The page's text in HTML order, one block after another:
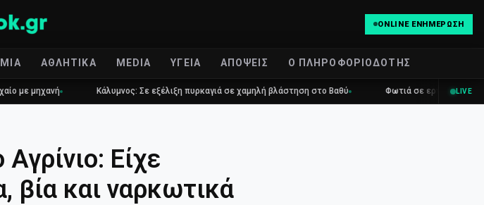
ONLINE ΕΝΗΜΈΡΩΣΗ
ΑΘΛΗΤΙΚΆ MEDIA ΥΓΕΊΑ ΑΠΌΨΕΙΣ Ο ΠΛΗΡΟΦΟΡΙΟΔΌΤΗΣ
Κάλυμνος: Σε εξέλιξη πυρκαγιά σε χαμηλή βλάστηση στο Βαθύ Φωτιά σε εργοστάσιο LIVE
Είχε
βία και ναρκωτικά